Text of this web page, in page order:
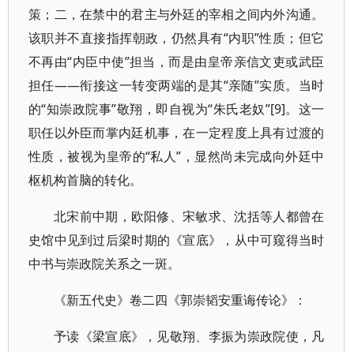
策；二，在禁中的君主与外廷的宰相之间内外沟通。
该职并不直接指挥朝政，仍然具有“内职”性质；但它
不再由“内臣中使”担当，而是由皇帝亲信文吏或武臣
担任——衔接这一转变两端的是其“亲随”实质。当时
的“知崇政院事”敬翔，即自视为“朱氏老奴”[9]。这一
职任以外臣而掌内廷机事，在一定程度上具有过渡的
性质，被视为皇帝的“私人”，显然尚未完成向外廷中
枢机构首脑的转化。
北宋前中期，欧阳修、宋敏求、沈括等人都曾在
史馆中见到过后梁时期的《宣底》，从中可窥得当时
中书与崇政院关系之一斑。
《新五代史》卷二四《郭崇韬安重诲传论》：
予读《梁宣底》，见敬翔、李振为崇政院使，凡